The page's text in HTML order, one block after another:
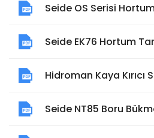
Seide OS Serisi
Seide EK76 Hortum
Hidroman Kaya Kırıcı
Seide NT85 Boru